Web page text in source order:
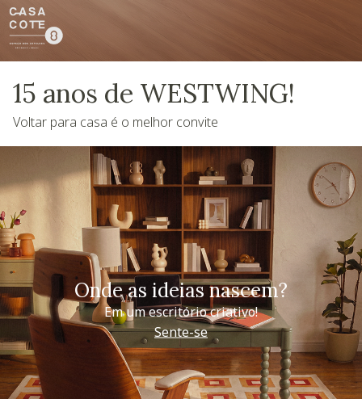
15 anos de WESTWING!
Voltar para casa é o melhor convite
Onde as ideias nascem?
Em um escritório criativo!
Sente-se